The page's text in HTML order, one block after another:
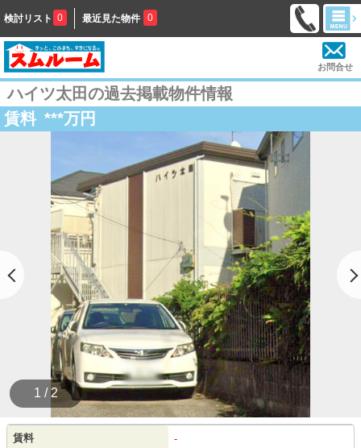
検討リスト 0 最近見た物件 0
お問合せ
ハイツ太田の過去掲載物件情報
賃料 ***万円
1 / 2
賃料 -